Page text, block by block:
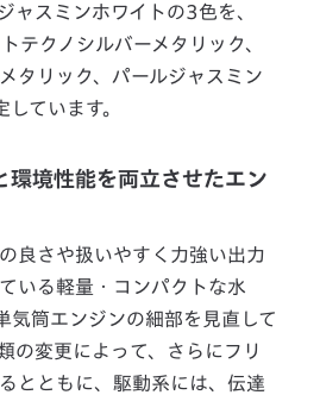
ャスミンホワイトの3色を、
テクノシルバーメタリック、
タリック、パールジャスミン
ています。
環境性能を両立させたエン
良さや扱いやすく力強い出力
いる軽量・コンパクトな水
気筒エンジンの細部を見直して
の変更によって、さらにフリ
とともに、駆動系には、伝達